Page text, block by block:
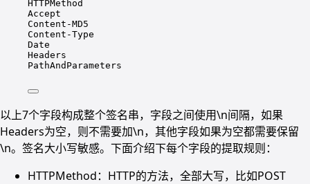
HTTPMethod
Accept
Content-MD5
Content-Type
Date
Headers
PathAndParameters
以上7个字段构成整个签名串，字段之间使用\n间隔，如果
Headers为空，则不需要加\n，其他字段如果为空都需要保留
\n。签名大小写敏感。下面介绍下每个字段的提取规则：
HTTPMethod：HTTP的方法，全部大写，比如POST